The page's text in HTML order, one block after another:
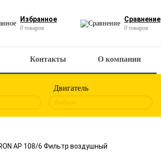
Избранное
0 товаров
Сравнение
0 товаров
Контакты О компании
Двигатель
Выбрать
AP 108/6 Фильтр воздушный